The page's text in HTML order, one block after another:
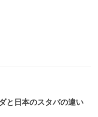
と日本のスタバの違い